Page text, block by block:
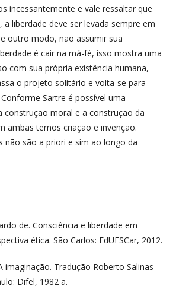
incessantemente e vale ressaltar que
a liberdade deve ser levada sempre em
outro modo, não assumir sua
é cair na má-fé, isso mostra uma
com sua própria existência humana,
o projeto solitário e volta-se para
Sartre é possível uma
construção moral e a construção da
ambas temos criação e invenção.
não são a priori e sim ao longo da
de. Consciência e liberdade em
ética. São Carlos: EdUFSCar, 2012.
imaginação. Tradução Roberto Salinas
Difel, 1982 a.